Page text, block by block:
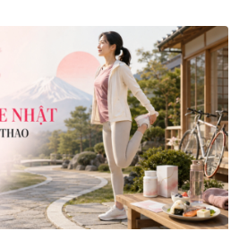
Shot
Viên uống chống lão hóa, tăng
sức khỏe Yangmiwa NMN 60
viên
|42.588
5.500.000 đ